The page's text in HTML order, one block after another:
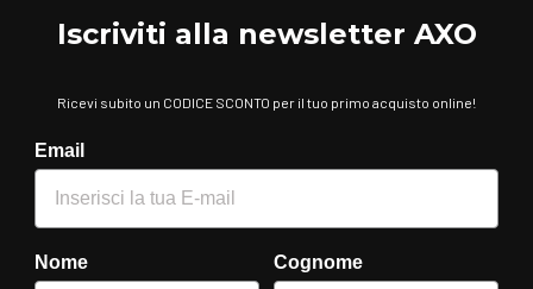
Iscriviti alla newsletter AXO
Ricevi subito un CODICE SCONTO per il tuo primo acquisto online!
Email
Nome Cognome